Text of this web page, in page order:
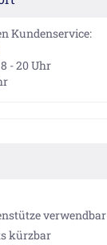
Kundenservice:
- 20 Uhr
verwendbar
kürzbar